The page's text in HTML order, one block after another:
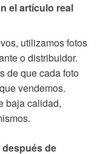
el artículo real
utilizamos fotos
o distribuidor.
de que cada foto
vendemos.
baja calidad,
de